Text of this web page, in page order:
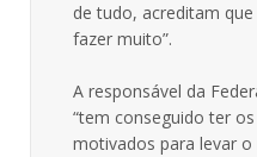
de tudo, acreditam
fazer muito”.
A responsável da
“tem conseguido ter
motivados para levar